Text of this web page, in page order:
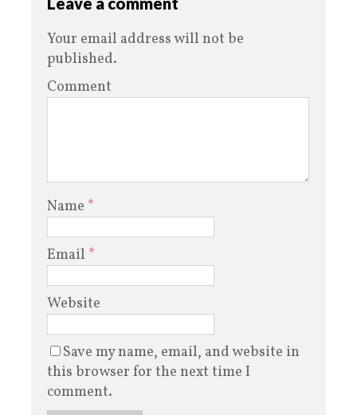
Your email address will not be
published.
Comment
Name *
Email *
Website
Save my name, email, and website in
this browser for the next time I
comment.